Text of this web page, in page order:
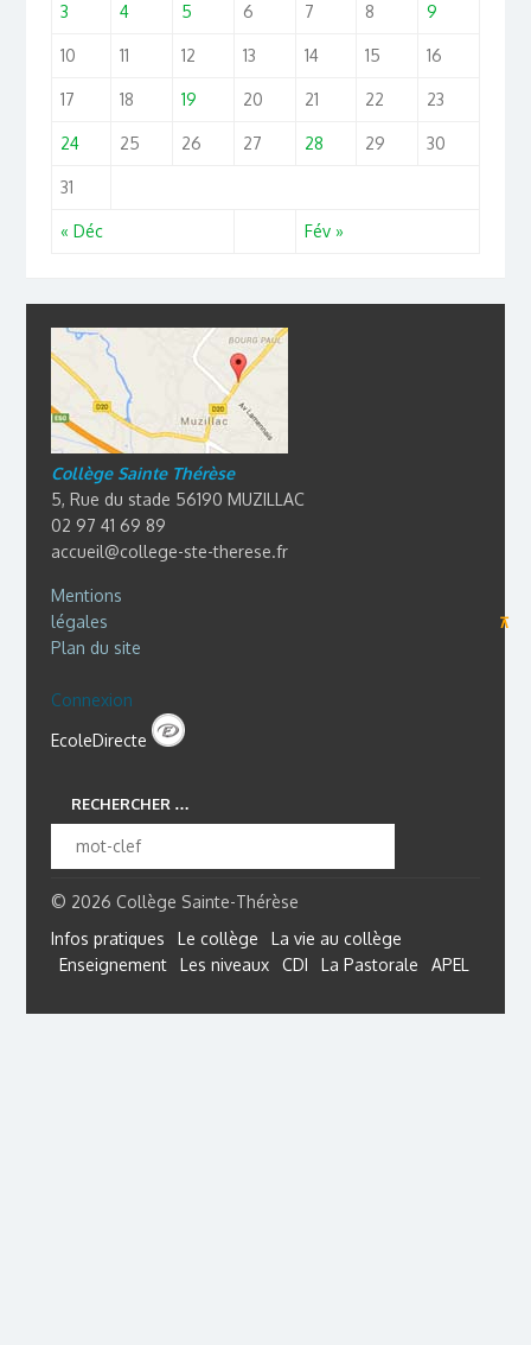
« Déc Fév »
3 4 5 6 7 8 9
10 11 12 13 14 15 16
17 18 19 20 21 22 23
24 25 26 27 28 29 30
31
Collège Sainte Thérèse
5, Rue du stade 56190 MUZILLAC
02 97 41 69 89
accueil@college-ste-therese.fr
Mentions
légales
⊼
Plan du site
Connexion
EcoleDirecte
RECHERCHER …
© 2026 Collège Sainte-Thérèse
Infos pratiques
Le collège
La vie au collège
Enseignement
Les niveaux CDI La Pastorale APEL